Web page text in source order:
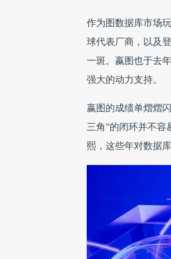
作为图数据库市场
球代表厂商，以及
一斑。嬴图也于去
强大的动力支持。
嬴图的成绩单熠熠
三角”的闭环并不容
熙，这些年对数据